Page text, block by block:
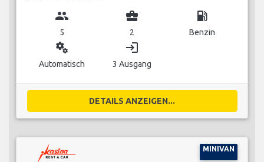
group
5
business_center
2
local_gas_station
Benzin
miscellaneous_services
Automatisch
login
3 Ausgang
DETAILS ANZEIGEN...
MINIVAN